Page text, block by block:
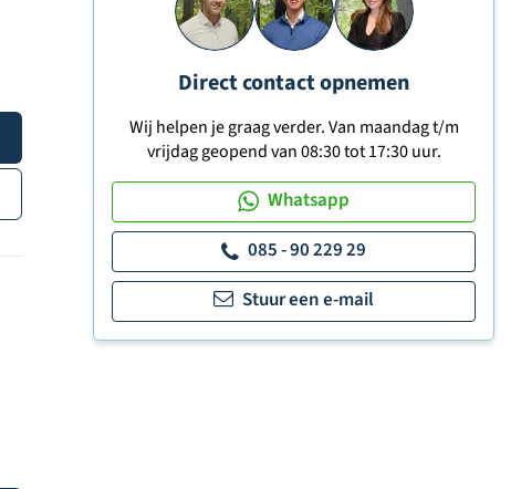
Direct contact opnemen
Wij helpen je graag verder. Van maandag t/m
vrijdag geopend van 08:30 tot 17:30 uur.
Whatsapp
085 - 90 229 29
Stuur een e-mail